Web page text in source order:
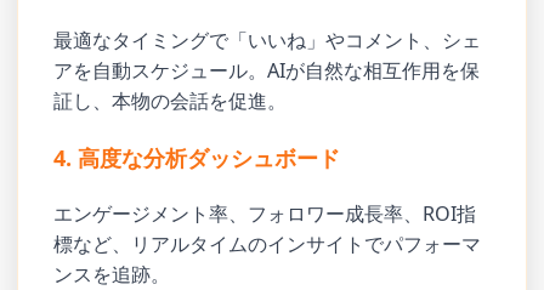
最適なタイミングで「いいね」やコメント、シェ
アを自動スケジュール。AIが自然な相互作用を保
証し、本物の会話を促進。
4. 高度な分析ダッシュボード
エンゲージメント率、フォロワー成長率、ROI指
標など、リアルタイムのインサイトでパフォーマ
ンスを追跡。